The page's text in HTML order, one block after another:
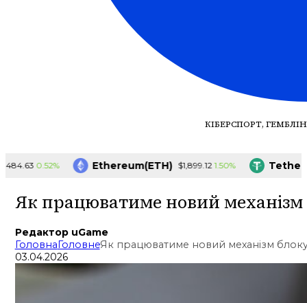
КІБЕРСПОРТ,
0.52% Ethereum(ETH) $1,899.12 1.50%
Як працюватиме новий механізм
Редактор uGame
ГоловнаГоловнеЯк працюватиме новий механізм
03.04.2026